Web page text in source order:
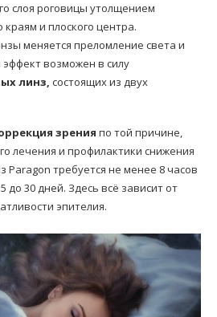
слоя роговицы утолщением
и плоского центра.
меняется преломление света и
возможен в силу
линз, состоящих из двух
зрения по той причине,
лечения и профилактики снижения
Paragon требуется не менее 8 часов
до 30 дней. Здесь всё зависит от
эпителия.